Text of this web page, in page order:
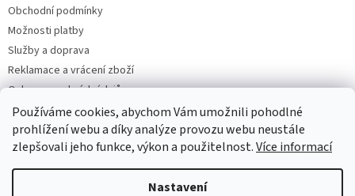
Používáme cookies, abychom Vám umožnili pohodlné
prohlížení webu a díky analýze provozu webu neustále
zlepšovali jeho funkce, výkon a použitelnost.Více informací
Nastavení
Obchodní podmínky
Možnosti platby
Služby a doprava
Reklamace a vrácení zboží
Ochrana osobních údajů